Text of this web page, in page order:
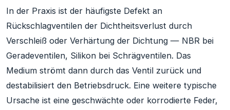
In der Praxis ist der häufigste Defekt an
Rückschlagventilen der Dichtheitsverlust durch
Verschleiß oder Verhärtung der Dichtung — NBR bei
Geradeventilen, Silikon bei Schrägventilen. Das
Medium strömt dann durch das Ventil zurück und
destabilisiert den Betriebsdruck. Eine weitere typische
Ursache ist eine geschwächte oder korrodierte Feder,